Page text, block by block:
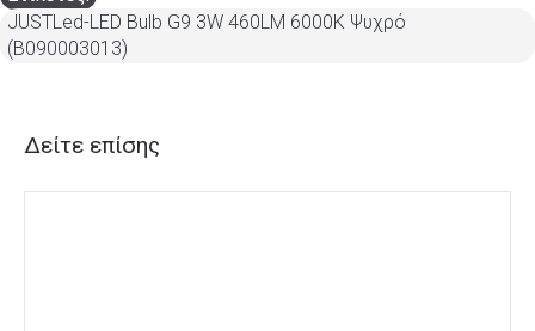
JUSTLed-LED Bulb G9 3W 460LM 6000K Ψυχρό
(B090003013)
Δείτε επίσης